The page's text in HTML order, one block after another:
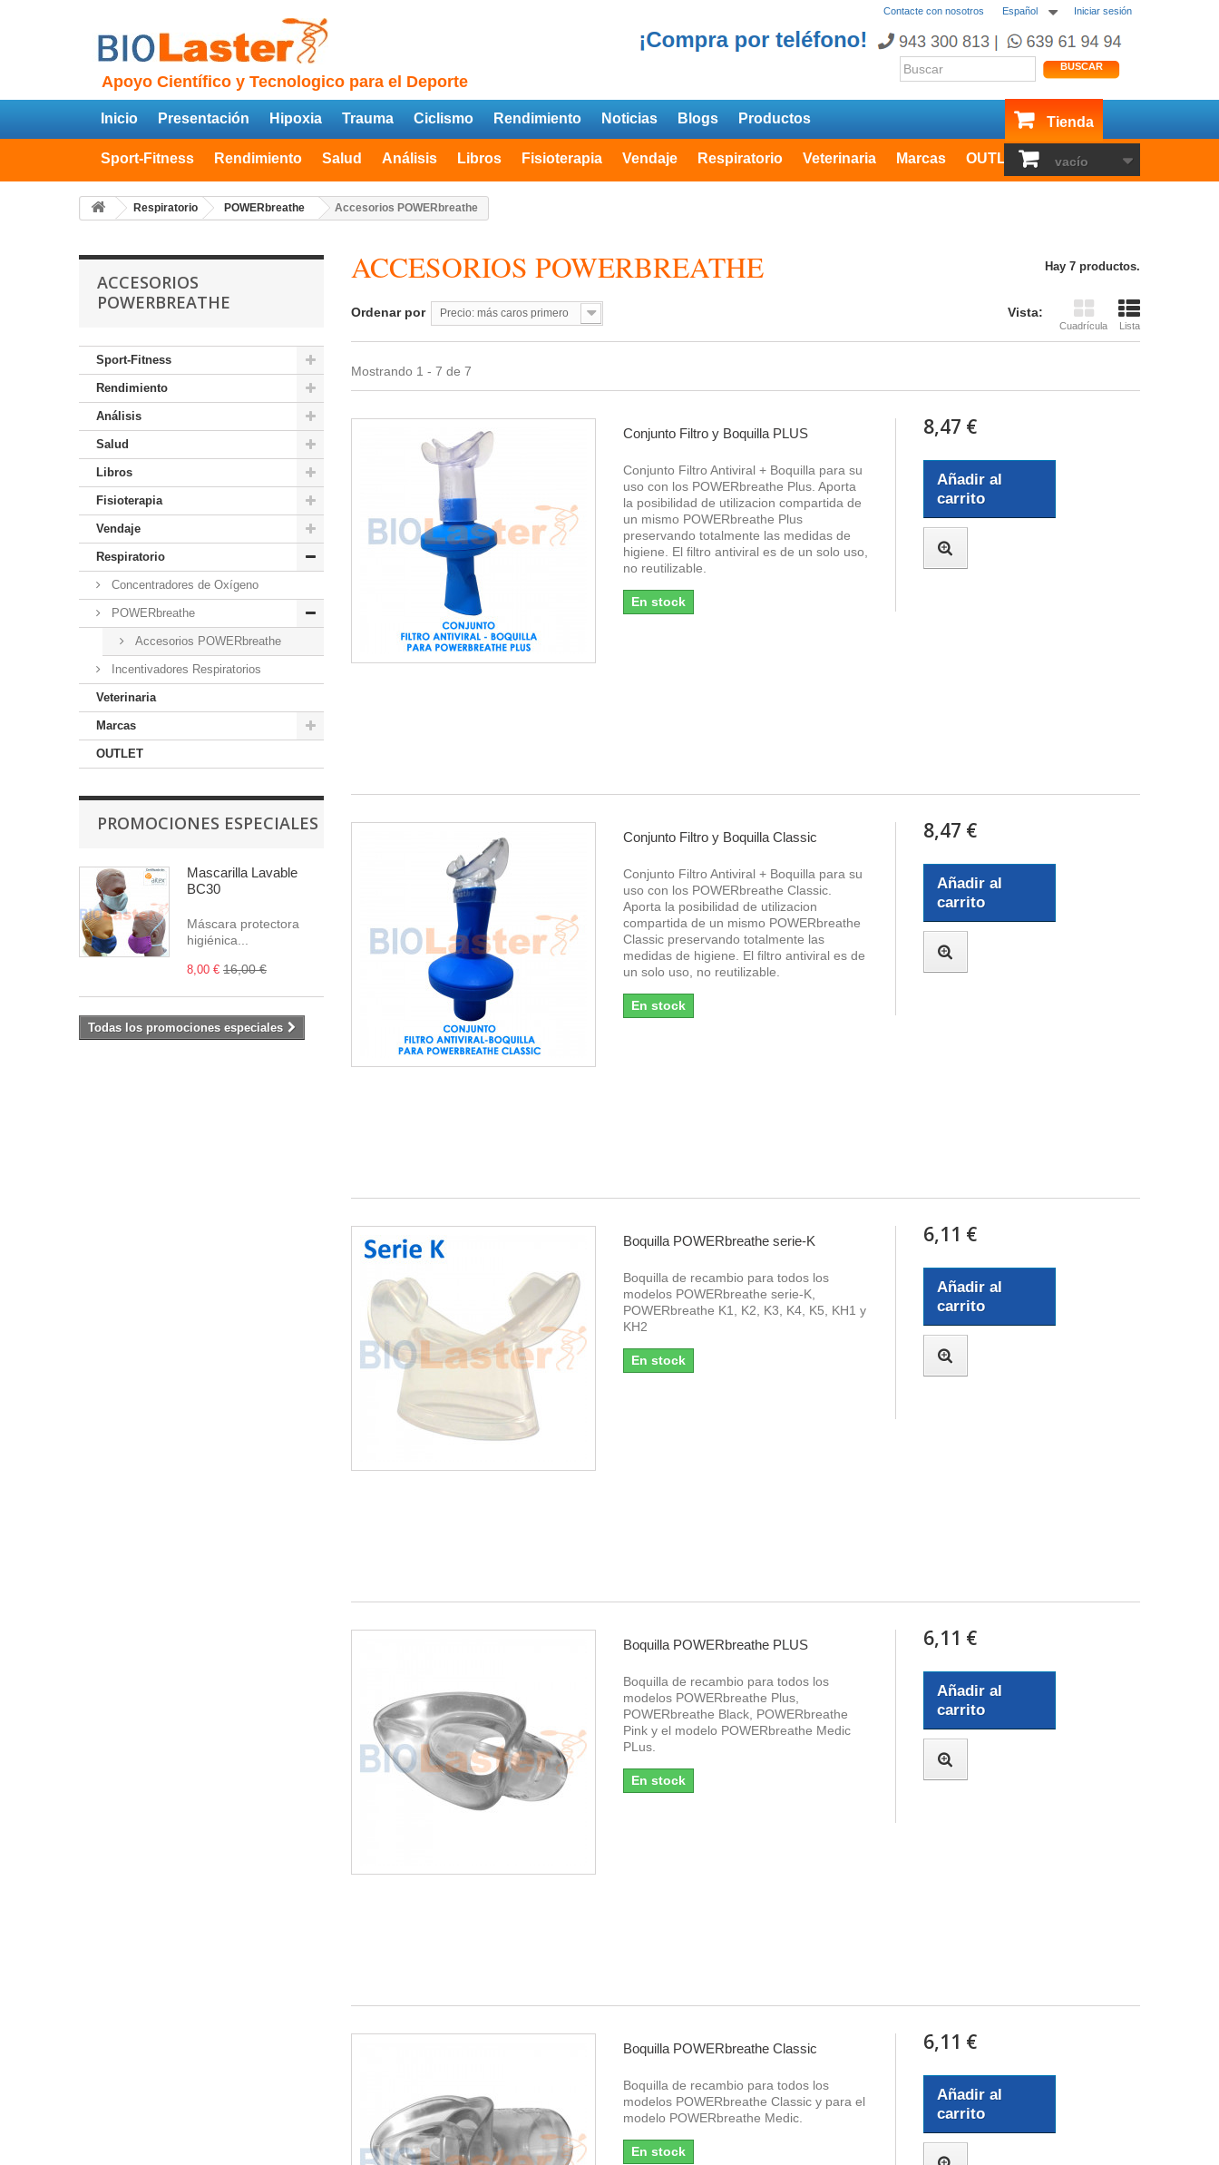
Iniciar sesión
Español
Contacte con nosotros
Apoyo Científico y Tecnologico para el Deporte
BUSCAR
vacío
Inicio Presentación Hipoxia Trauma Ciclismo Rendimiento Noticias Blogs Productos Tienda
Sport-Fitness Rendimiento Salud Análisis Libros Fisioterapia Vendaje Respiratorio Veterinaria Marcas OUTLET
Respiratorio POWERbreathe Accesorios POWERbreathe
ACCESORIOS
POWERBREATHE
Sport-Fitness
Rendimiento
Análisis
Salud
Libros
Fisioterapia
Vendaje
Respiratorio
Concentradores de Oxígeno
POWERbreathe
Accesorios POWERbreathe
Incentivadores Respiratorios
Veterinaria
Marcas
OUTLET
PROMOCIONES ESPECIALES
Mascarilla Lavable
BC30
Máscara protectora
higiénica...
8,00 € 16,00 €
Todas los promociones especiales
ACCESORIOS POWERBREATHE Hay 7 productos.
Vista:
Cuadrícula Lista
Ordenar por Precio: más caros primero
Mostrando 1 - 7 de 7
Conjunto Filtro y Boquilla PLUS
Conjunto Filtro Antiviral + Boquilla para su
uso con los POWERbreathe Plus. Aporta
la posibilidad de utilizacion compartida de
un mismo POWERbreathe Plus
preservando totalmente las medidas de
higiene. El filtro antiviral es de un solo uso,
no reutilizable.
En stock
8,47 €
Añadir al
carrito
Conjunto Filtro y Boquilla Classic
Conjunto Filtro Antiviral + Boquilla para su
uso con los POWERbreathe Classic.
Aporta la posibilidad de utilizacion
compartida de un mismo POWERbreathe
Classic preservando totalmente las
medidas de higiene. El filtro antiviral es de
un solo uso, no reutilizable.
En stock
8,47 €
Añadir al
carrito
Boquilla POWERbreathe serie-K
Boquilla de recambio para todos los
modelos POWERbreathe serie-K,
POWERbreathe K1, K2, K3, K4, K5, KH1 y
KH2
En stock
6,11 €
Añadir al
carrito
Boquilla POWERbreathe PLUS
Boquilla de recambio para todos los
modelos POWERbreathe Plus,
POWERbreathe Black, POWERbreathe
Pink y el modelo POWERbreathe Medic
PLus.
En stock
6,11 €
Añadir al
carrito
Boquilla POWERbreathe Classic
Boquilla de recambio para todos los
modelos POWERbreathe Classic y para el
modelo POWERbreathe Medic.
En stock
6,11 €
Añadir al
carrito